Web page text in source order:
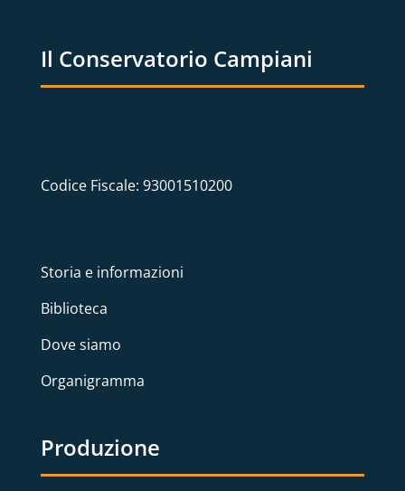
Il Conservatorio Campiani
Codice Fiscale: 93001510200
Storia e informazioni
Biblioteca
Dove siamo
Organigramma
Produzione